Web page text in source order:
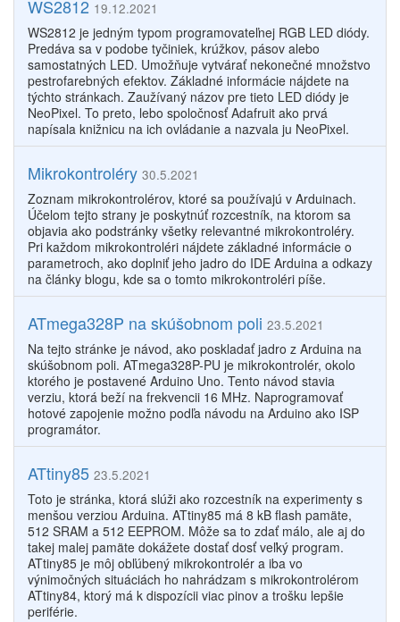
WS2812 19.12.2021
WS2812 je jedným typom programovateľnej RGB LED diódy.
Predáva sa v podobe tyčiniek, krúžkov, pásov alebo
samostatných LED. Umožňuje vytvárať nekonečné množstvo
pestrofarebných efektov. Základné informácie nájdete na
týchto stránkach. Zaužívaný názov pre tieto LED diódy je
NeoPixel. To preto, lebo spoločnosť Adafruit ako prvá
napísala knižnicu na ich ovládanie a nazvala ju NeoPixel.
Mikrokontroléry 30.5.2021
Zoznam mikrokontrolérov, ktoré sa používajú v Arduinach.
Účelom tejto strany je poskytnúť rozcestník, na ktorom sa
objavia ako podstránky všetky relevantné mikrokontroléry.
Pri každom mikrokontroléri nájdete základné informácie o
parametroch, ako doplniť jeho jadro do IDE Arduina a odkazy
na články blogu, kde sa o tomto mikrokontroléri píše.
ATmega328P na skúšobnom poli 23.5.2021
Na tejto stránke je návod, ako poskladať jadro z Arduina na
skúšobnom poli. ATmega328P-PU je mikrokontrolér, okolo
ktorého je postavené Arduino Uno. Tento návod stavia
verziu, ktorá beží na frekvencii 16 MHz. Naprogramovať
hotové zapojenie možno podľa návodu na Arduino ako ISP
programátor.
ATtiny85 23.5.2021
Toto je stránka, ktorá slúži ako rozcestník na experimenty s
menšou verziou Arduina. ATtiny85 má 8 kB flash pamäte,
512 SRAM a 512 EEPROM. Môže sa to zdať málo, ale aj do
takej malej pamäte dokážete dostať dosť veľký program.
ATtiny85 je môj obľúbený mikrokontrolér a iba vo
výnimočných situáciách ho nahrádzam s mikrokontrolérom
ATtiny84, ktorý má k dispozícii viac pinov a trošku lepšie
periférie.